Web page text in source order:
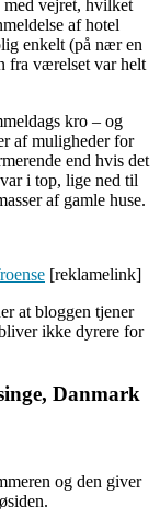
med vejret, hvilket
af hotel
enkelt (på nær en
fra værelset var helt
kro – og
af muligheder for
end hvis det
i top, lige ned til
af gamle huse.
[reklamelink]
at bloggen tjener
ikke dyrere for
og den giver